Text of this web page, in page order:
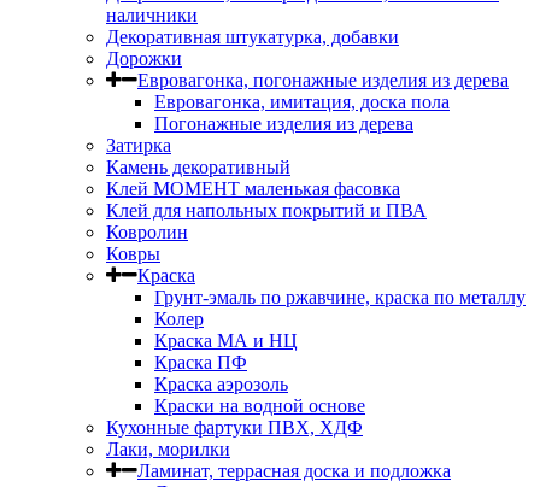
наличники
Декоративная штукатурка, добавки
Дорожки
Евровагонка, погонажные изделия из дерева
Евровагонка, имитация, доска пола
Погонажные изделия из дерева
Затирка
Камень декоративный
Клей МОМЕНТ маленькая фасовка
Клей для напольных покрытий и ПВА
Ковролин
Ковры
Краска
Грунт-эмаль по ржавчине, краска по металлу
Колер
Краска МА и НЦ
Краска ПФ
Краска аэрозоль
Краски на водной основе
Кухонные фартуки ПВХ, ХДФ
Лаки, морилки
Ламинат, террасная доска и подложка